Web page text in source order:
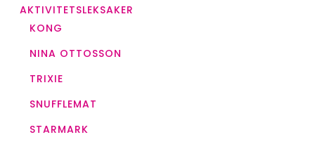
AKTIVITETSLEKSAKER
KONG
NINA OTTOSSON
TRIXIE
SNUFFLEMAT
STARMARK